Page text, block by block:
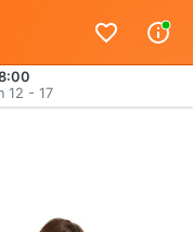
12 - 17